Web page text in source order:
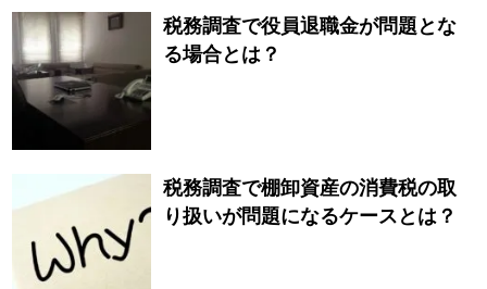
税務調査で役員退職金が問題とな
る場合とは？
税務調査で棚卸資産の消費税の取
り扱いが問題になるケースとは？